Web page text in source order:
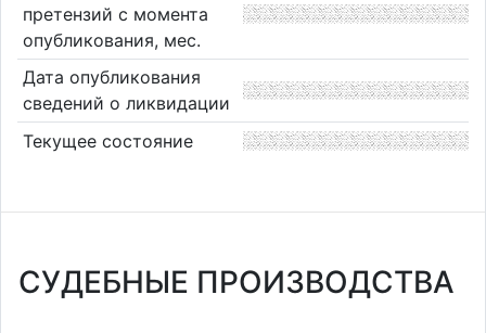
претензий с момента
опубликования, мес.
Дата опубликования
сведений о ликвидации
Текущее состояние
СУДЕБНЫЕ ПРОИЗВОДСТВА